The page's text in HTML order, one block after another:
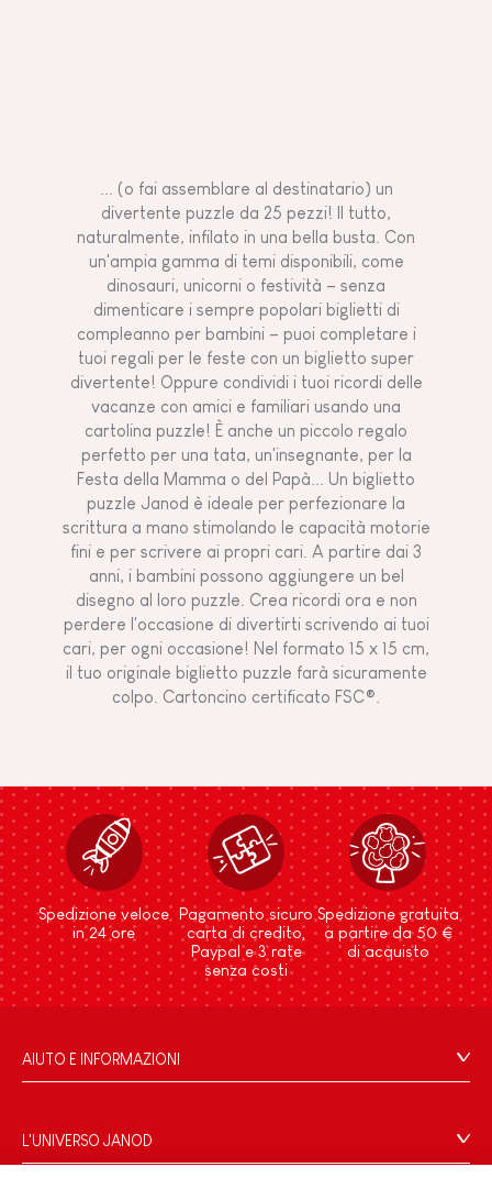
... (o fai assemblare al destinatario) un
divertente puzzle da 25 pezzi! Il tutto,
naturalmente, infilato in una bella busta. Con
un'ampia gamma di temi disponibili, come
dinosauri, unicorni o festività – senza
dimenticare i sempre popolari biglietti di
compleanno per bambini – puoi completare i
tuoi regali per le feste con un biglietto super
divertente! Oppure condividi i tuoi ricordi delle
vacanze con amici e familiari usando una
cartolina puzzle! È anche un piccolo regalo
perfetto per una tata, un'insegnante, per la
Festa della Mamma o del Papà... Un biglietto
puzzle Janod è ideale per perfezionare la
scrittura a mano stimolando le capacità motorie
fini e per scrivere ai propri cari. A partire dai 3
anni, i bambini possono aggiungere un bel
disegno al loro puzzle. Crea ricordi ora e non
perdere l'occasione di divertirti scrivendo ai tuoi
cari, per ogni occasione! Nel formato 15 x 15 cm,
il tuo originale biglietto puzzle farà sicuramente
colpo. Cartoncino certificato FSC®.
Spedizione veloce
in 24 ore
Pagamento sicuro
carta di credito,
Paypal e 3 rate
senza costi
Spedizione gratuita
a partire da 50 €
di acquisto
AIUTO E INFORMAZIONI
Domande Frequenti
Contatti
L'UNIVERSO JANOD